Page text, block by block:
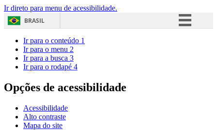
Ir direto para menu de acessibilidade.
BRASIL
Acesso à informação
Ir para o conteúdo 1
Ir para o menu 2
Ir para a busca 3
Ir para o rodapé 4
Opções de acessibilidade
Acessibilidade
Alto contraste
Mapa do site